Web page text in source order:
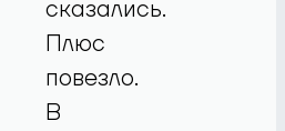
сказались.
Плюс
повезло.
В